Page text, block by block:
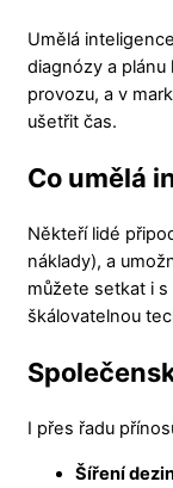
Umělá
diagnózy a plánu
provozu, a v
ušetřit čas.
Co umělá
Někteří lidé
náklady), a
můžete setkat i
škálovatelnou
I přes řadu
Šíření